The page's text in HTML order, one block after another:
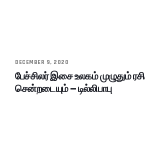
DECEMBER 9, 2020
பேச்சிலர் இசை உலகம் முழுதும்
சென்றடையும் – டில்லிபாபு